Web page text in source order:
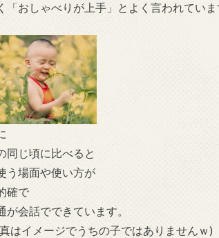
「おしゃべりが上手」とよく言われていま
同じ頃に比べると
う場面や使い方が
確で
が会話でできています。
はイメージでうちの子ではありませんｗ)